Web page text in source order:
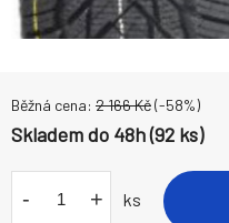
Běžná cena: 2 166Kč(-58%)
Skladem do 48h (92 ks)
- + ks